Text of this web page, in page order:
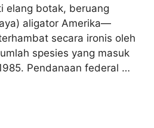
elang botak, beruang
aligator Amerika—
secara ironis oleh
spesies yang masuk
Pendanaan federal …